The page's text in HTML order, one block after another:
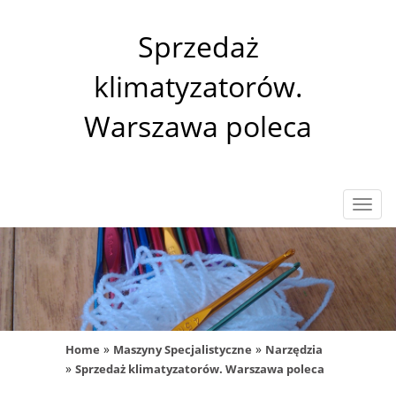
Sprzedaż
klimatyzatorów.
Warszawa poleca
Home » Maszyny Specjalistyczne » Narzędzia
» Sprzedaż klimatyzatorów. Warszawa poleca